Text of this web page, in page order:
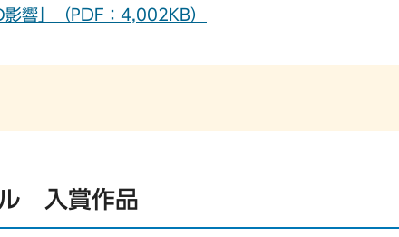
響」（PDF：4,002KB）
ル 入賞作品